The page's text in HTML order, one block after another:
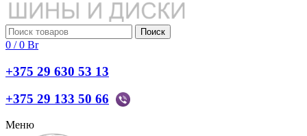
Поиск
0 / 0 Br
+375 29 630 53 13
+375 29 133 50 66
Меню